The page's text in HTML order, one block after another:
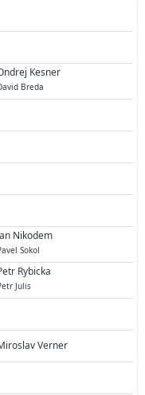
Kesner
Breda
Nikodem
Sokol
Rybicka
Julis
Verner